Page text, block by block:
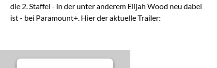
die 2. Staffel - in der unter anderem Elijah Wood neu dabei
ist - bei Paramount+. Hier der aktuelle Trailer: